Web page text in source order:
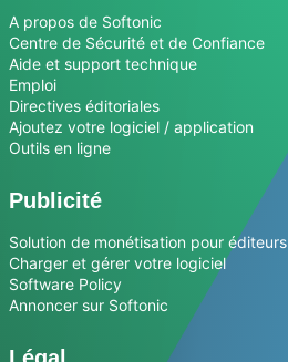
A propos de Softonic
Centre de Sécurité et de Confiance
Aide et support technique
Emploi
Directives éditoriales
Ajoutez votre logiciel / application
Outils en ligne
Publicité
Solution de monétisation pour éditeurs
Charger et gérer votre logiciel
Software Policy
Annoncer sur Softonic